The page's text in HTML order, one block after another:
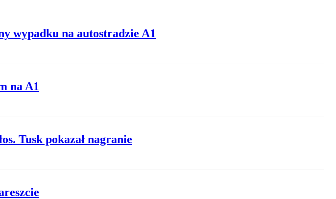
wypadku na autostradzie A1
na A1
Tusk pokazał nagranie